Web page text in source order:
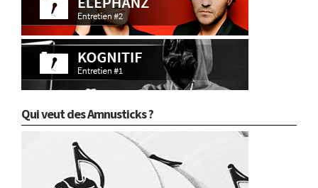
Qui veut des Amnusticks ?